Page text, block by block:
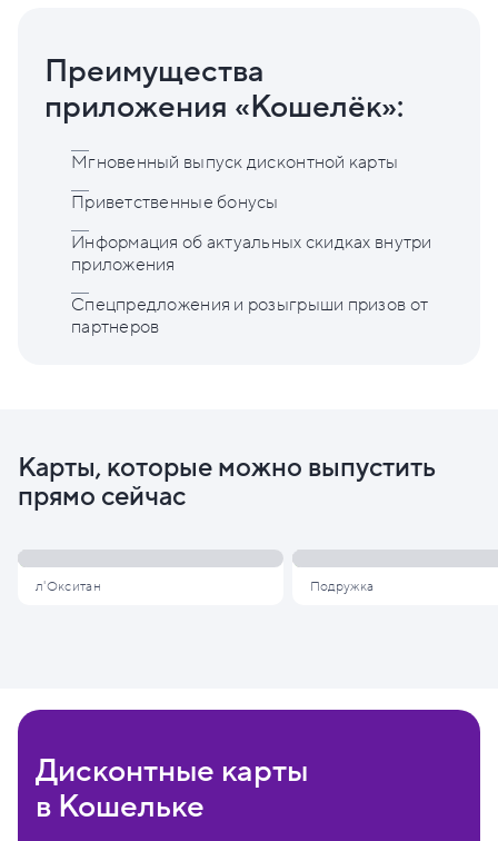
Преимущества
приложения «Кошелёк»:
Мгновенный выпуск дисконтной карты
Приветственные бонусы
Информация об актуальных скидках внутри
приложения
Спецпредложения и розыгрыши призов от
партнеров
Карты, которые можно выпустить
прямо сейчас
л'Окситан Подружка
Дисконтные карты
в Кошельке